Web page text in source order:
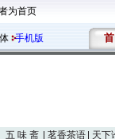
为首页
手机版 首
五 味 斋 茗香茶语
天下